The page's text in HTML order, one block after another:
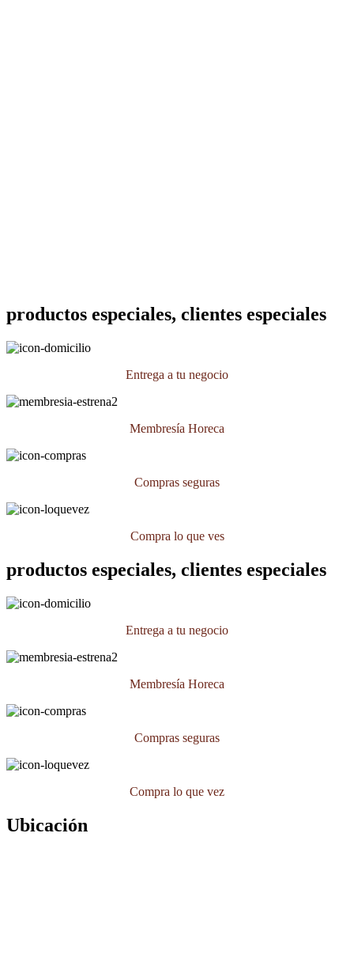
productos especiales, clientes especiales
Entrega a tu negocio
Membresía Horeca
Compras seguras
Compra lo que ves
productos especiales, clientes especiales
Entrega a tu negocio
Membresía Horeca
Compras seguras
Compra lo que vez
Ubicación